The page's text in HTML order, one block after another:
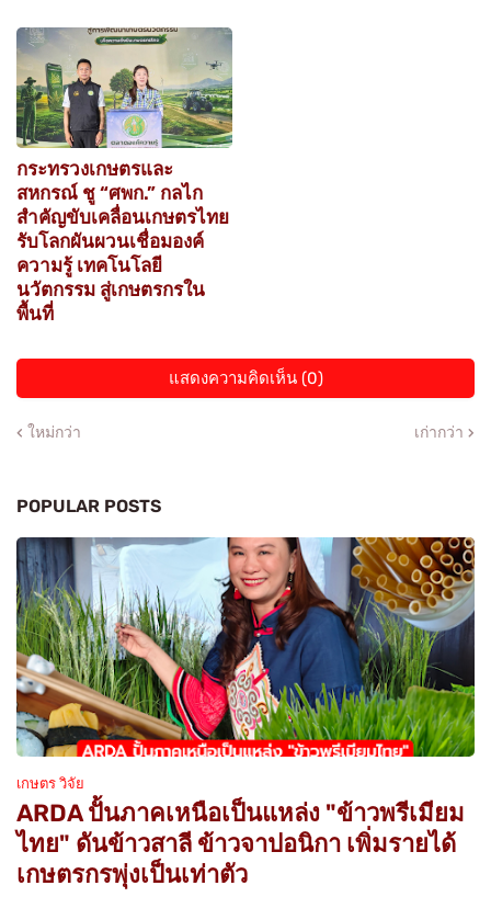
กระทรวงเกษตรและ
สหกรณ์ ชู “ศพก.” กลไก
สำคัญขับเคลื่อนเกษตรไทย
รับโลกผันผวนเชื่อมองค์
ความรู้ เทคโนโลยี
นวัตกรรม สู่เกษตรกรใน
พื้นที่
แสดงความคิดเห็น (0)
ใหม่กว่า เก่ากว่า
POPULAR POSTS
เกษตร วิจัย
ARDA ปั้นภาคเหนือเป็นแหล่ง "ข้าวพรีเมียม
ไทย" ดันข้าวสาลี ข้าวจาปอนิกา เพิ่มรายได้
เกษตรกรพุ่งเป็นเท่าตัว